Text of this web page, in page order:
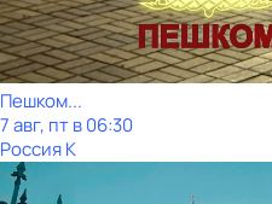
Пешком...
7 авг, пт в 06:30
Россия К